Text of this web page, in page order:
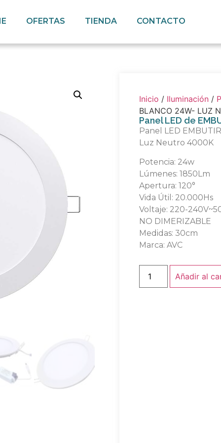
OFERTAS TIENDA CONTACTO
Inicio / Iluminación/
BLANCO 24W- LUZ
Panel LED de
Panel LED
Luz Neutro 4000K
Potencia: 24w
Lúmenes: 1850Lm
Apertura: 120°
Vida Útil: 20.000Hs
Voltaje: 220-
NO DIMERIZABLE
Medidas: 30cm
Marca: AVC
Añadir al